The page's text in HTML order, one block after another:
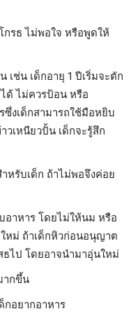
รธ ไม่พอใจ หรือพูดให้
เช่น เด็กอายุ 1 ปีเริ่มจะตัก
ด้ ไม่ควรป้อน หรือ
งเด็กสามารถใช้มือหยิบ
วเหนียวปั้น เด็กจะรู้สึก
หรับเด็ก ถ้าไม่พอจึงค่อย
อาหาร โดยไม่ให้นม หรือ
หม่ ถ้าเด็กหิวก่อนอนุญาต
ธไป โดยอาจนำมาอุ่นใหม่
ากขึ้น
กอยากอาหาร